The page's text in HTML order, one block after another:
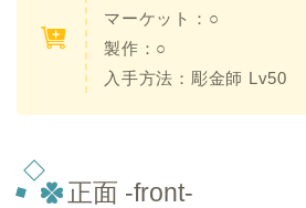
マーケット：○
製作：○
入手方法： 彫金師 Lv50
正面 -front-